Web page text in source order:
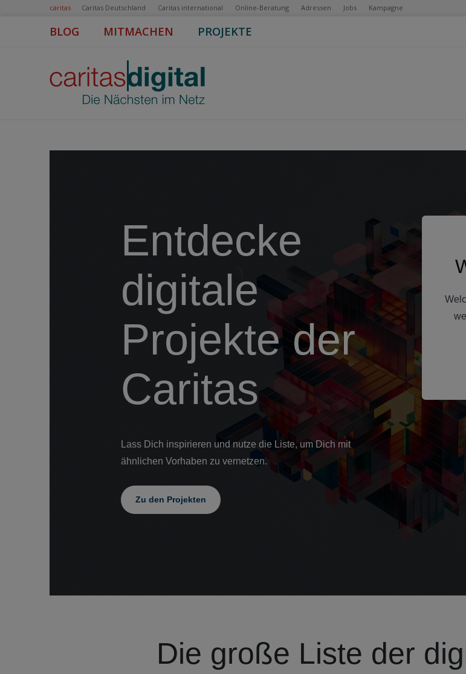
caritas Caritas Deutschland Caritas international Online-Beratung Adressen Jobs Kampagne
BLOG MITMACHEN PROJEKTE
Entdecke
digitale
Projekte der
Caritas
Lass Dich inspirieren und nutze die Liste, um Dich mit
ähnlichen Vorhaben zu vernetzen.
Zu den Projekten
Die große Liste der